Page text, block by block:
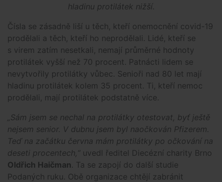
hladinu protilátek nižší.
Čísla se zásadně liší u těch, kteří onemocnění covid-19
prodělali a těch, kteří ho neprodělali. Lidé, kteří se
s virem zatím nesetkali, nemají průměrné hodnoty
protilátek vyšší než 70 procent. Patnácti lidem se
nevytvořily protilátky vůbec. Senioři nad 80 let mají
hladinu protilátek kolem 35 procent. Ti, kteří nemoc
prodělali, mají protilátek podstatně více.
„Sám jsem se nechal na protilátky otestovat, byť ještě
nejsem senior. V dubnu jsem byl naočkován Pfizerem.
Teď na začátku června mám protilátky po očkování na
deseti procentech,“ uvedl ředitel Diecézní charity Brno
Oldřich Haičman. Ta se zapojí do další studie
Podaných ruku. Obě organizace chtějí zabránit